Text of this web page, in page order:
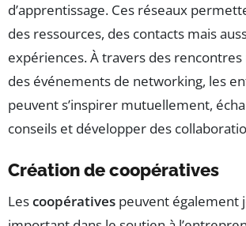
d’apprentissage. Ces réseaux
des ressources, des contacts mais
expériences. À travers des
des événements de networking, les
peuvent s’inspirer mutuellement,
conseils et développer des
Création de coopératives
Lescoopératives peuvent également